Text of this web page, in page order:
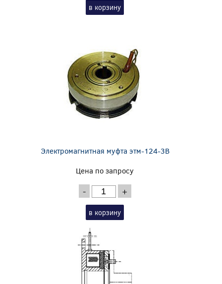
в корзину
Электромагнитная муфта этм-124-3В
Цена по запросу
- +
в корзину